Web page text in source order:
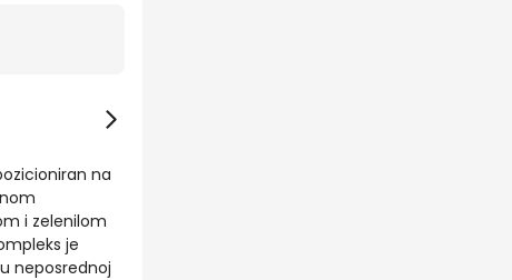
na
i zelenilom
je
neposrednoj